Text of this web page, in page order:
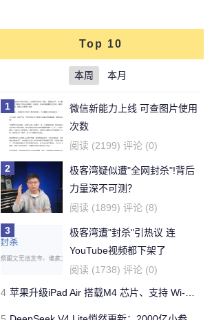
Top 10
本周 本月
1
微信新能力上线 可查图片使用
次数
阅读 (2199) 评论 (0)
2
极客湾疑似遭"全网封杀"!背后
力量深不可测？
阅读 (1899) 评论 (8)
3
极客湾遭"封杀"引热议 连
YouTube视频都下架了
阅读 (1738) 评论 (0)
4 苹果升级iPad Air 搭载M4 芯片、支持 Wi‑Fi 7 售价不变